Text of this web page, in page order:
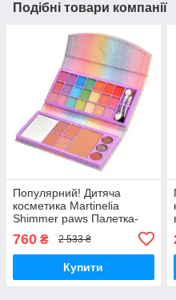
Подібні товари компанії
Популярний! Дитяча
косметика Martinelia
Shimmer paws Палетка-
гаманець (30574) - Краща
якість тільки на
Nukleon.com.ua
760 ₴ 2 533 ₴
Купити